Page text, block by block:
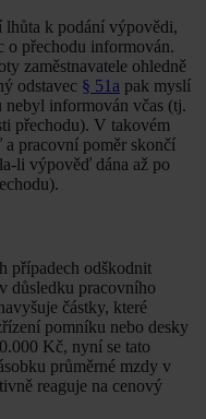
lhůta k podání výpovědi,
o přechodu informován.
zaměstnavatele ohledně
odstavec § 51a pak myslí
nebyl informován včas (tj.
přechodu). V takovém
a pracovní poměr skončí
li výpověď dána až po
případech odškodnit
důsledku pracovního
částky, které
pomníku nebo desky
Kč, nyní se tato
průměrné mzdy v
reaguje na cenový